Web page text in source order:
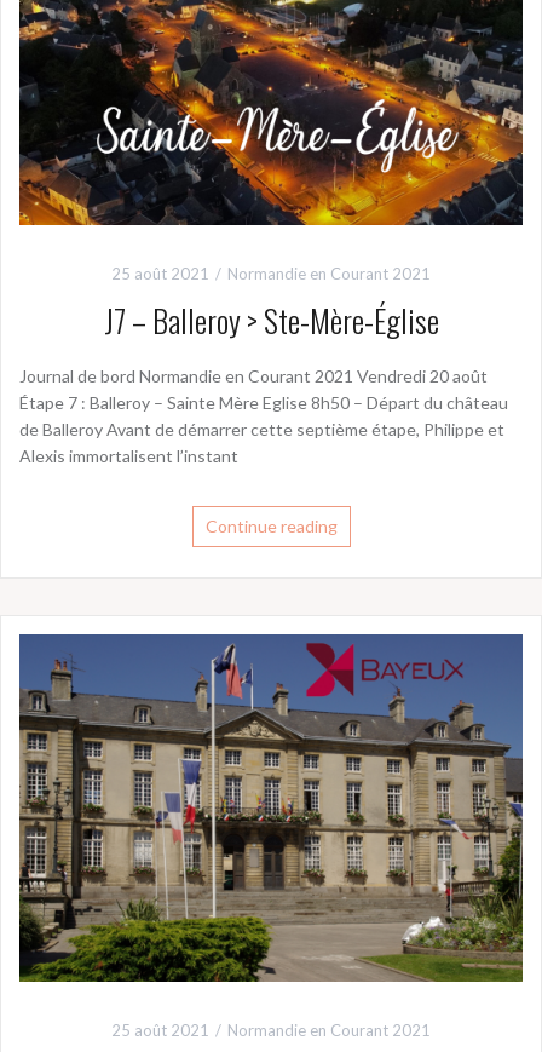
25 août 2021 Normandie en Courant 2021
J7 – Balleroy > Ste-Mère-Église
Journal de bord Normandie en Courant 2021 Vendredi 20 août
Étape 7 : Balleroy – Sainte Mère Eglise 8h50 – Départ du château
de Balleroy Avant de démarrer cette septième étape, Philippe et
Alexis immortalisent l’instant
Continue reading
25 août 2021 Normandie en Courant 2021